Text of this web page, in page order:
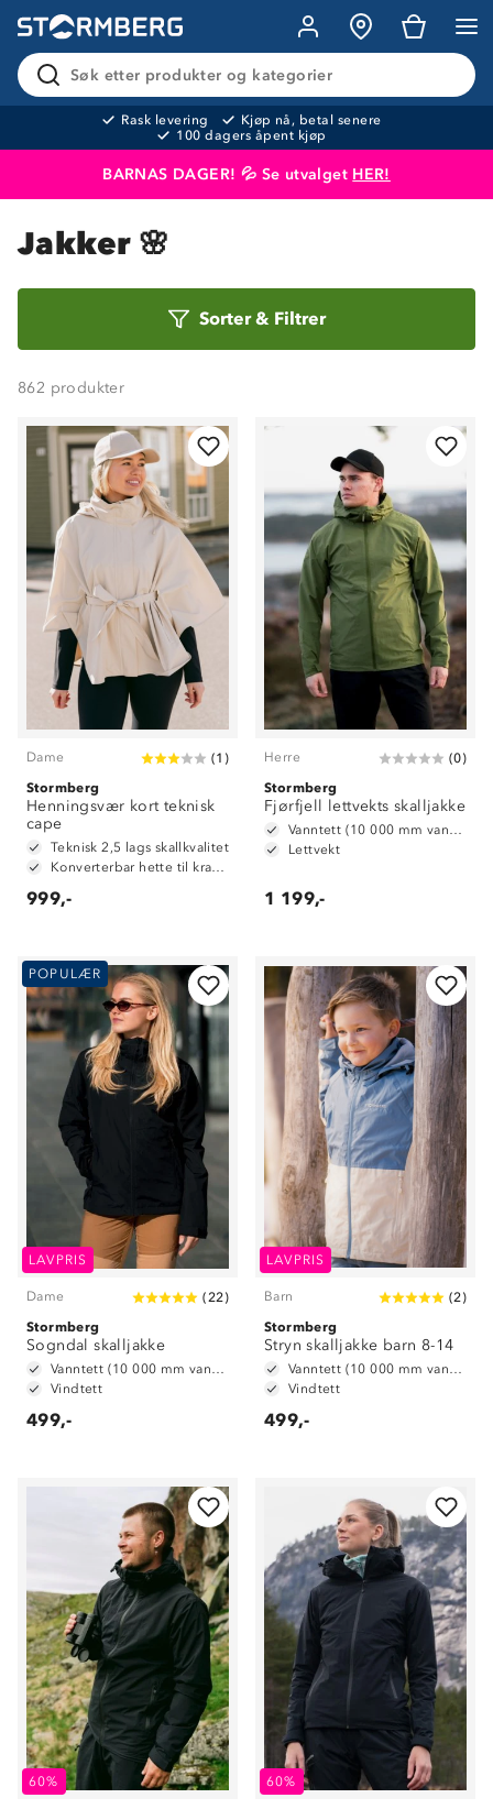
Søk etter produkter og kategorier
Rask levering
Kjøp nå, betal senere
100 dagers åpent kjøp
BARNAS DAGER! 💦 Se utvalget HER!
Produktet er lagt i handlekurven
Jakker 🌸
Sorter& Filtrer
862 produkter
Dame (1 )
Stormberg
Henningsvær kort teknisk
cape
Teknisk 2,5 lags skallkvalitet
Konverterbar hette til krage
999,-
Herre (0)
Stormberg
Fjørfjell lettvekts skalljakke
Vanntett (10 000 mm vannsøyle)
Lettvekt
1 199,-
POPULÆR
LAVPRIS
Dame (22)
Stormberg
Sogndal skalljakke
Vanntett (10 000 mm vannsøyle)
Vindtett
499,-
LAVPRIS
Barn (2)
Stormberg
Stryn skalljakke barn 8-14
Vanntett (10 000 mm vannsøyle)
Vindtett
499,-
60% 60%